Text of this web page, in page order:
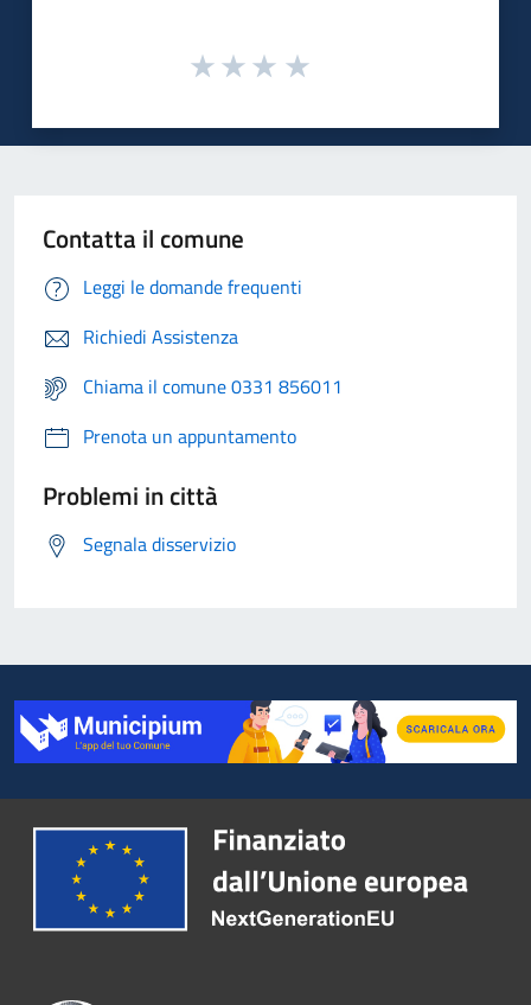
Contatta il comune
Leggi le domande frequenti
Richiedi Assistenza
Chiama il comune 0331 856011
Prenota un appuntamento
Problemi in città
Segnala disservizio